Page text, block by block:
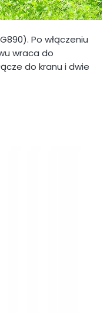
Po włączeniu
wraca do
do kranu i dwie